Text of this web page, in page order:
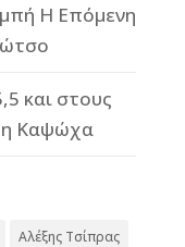
Η Επόμενη
και στους
Καψώχα
Αλέξης Τσίπρας